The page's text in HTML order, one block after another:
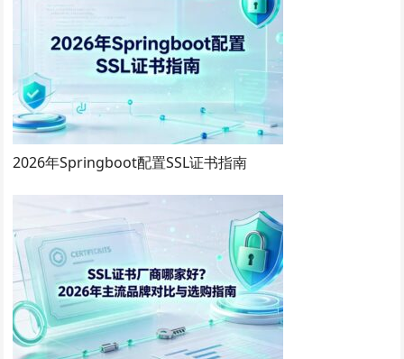
2026年Springboot配置SSL证书指南